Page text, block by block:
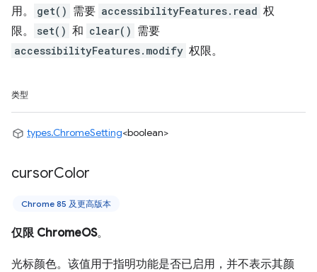
用。 get() 需要 accessibilityFeatures.read 权
限。
set() 和 clear() 需要
accessibilityFeatures.modify 权限。
类型
types.ChromeSetting<boolean>
cursorColor
Chrome 85 及更高版本
仅限 ChromeOS。
光标颜色。该值用于指明功能是否已启用，并不表示其颜